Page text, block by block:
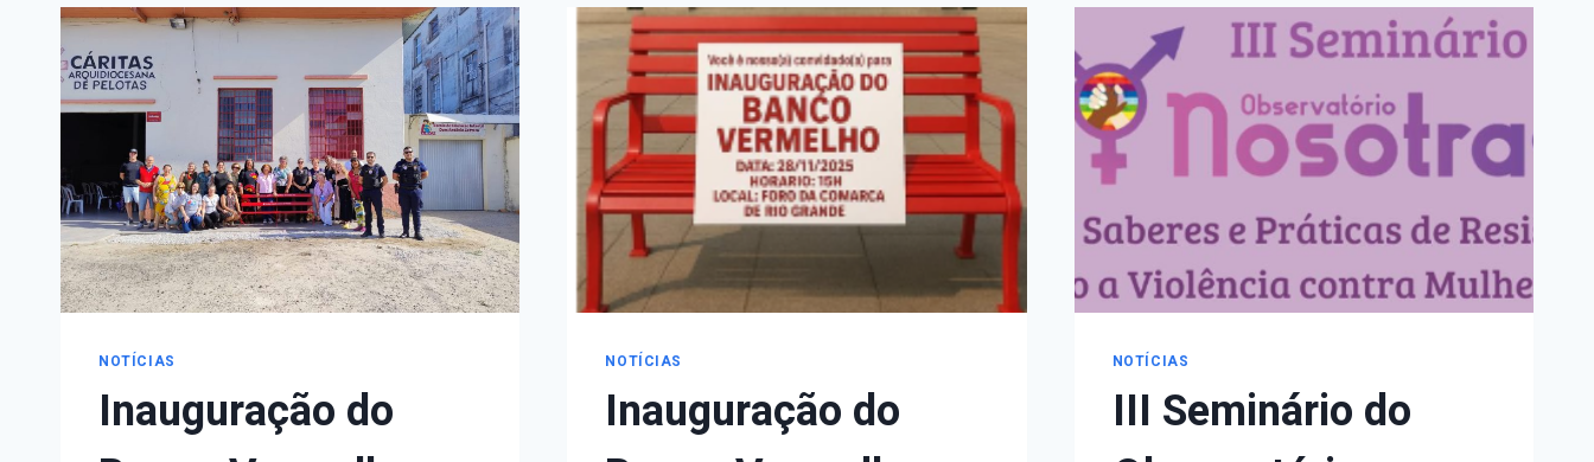
AO
IHU
SOBRE
COMBATE
VIOLÊNCIA
CONTRA
AS
MULHERES
E
FEMINICÍDIO
NO
EXTREMO
SUL
DO
RS
DO
RESPONSABILIDADE
DO
E
VIOLAÇÃO
DE
DIREITOS
NOTÍCIAS
Inauguração do
NOTÍCIAS
Inauguração do
NOTÍCIAS
III Seminário do